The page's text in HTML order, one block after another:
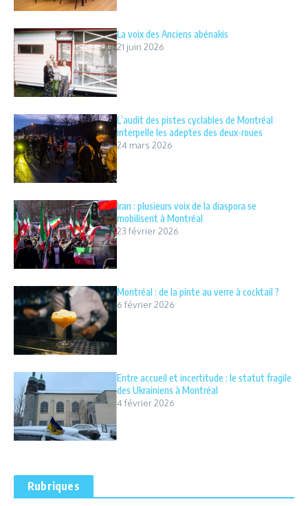
La voix des Anciens abénakis
21 juin 2026
L’audit des pistes cyclables de Montréal
interpelle les adeptes des deux-roues
24 mars 2026
Iran : plusieurs voix de la diaspora se
mobilisent à Montréal
23 février 2026
Montréal : de la pinte au verre à cocktail ?
6 février 2026
Entre accueil et incertitude : le statut fragile
des Ukrainiens à Montréal
4 février 2026
Rubriques